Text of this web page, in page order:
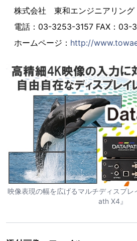
株式会社 東和エンジニアリング
電話：03-3253-3157 FAX：03-
ホームページ： http://
映像表現の幅を広げるマルチディスプ
ath X4』